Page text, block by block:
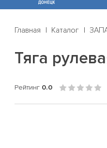
Главная Каталог
Тяга
Рейтинг 0.0